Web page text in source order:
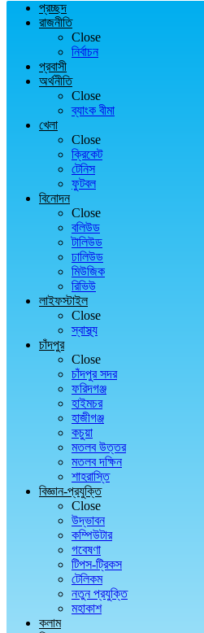
প্রচ্ছদ
রাজনীতি
Close
নির্বাচন
প্রবাসী
অর্থনীতি
Close
ব্যাংক বীমা
খেলা
Close
ক্রিকেট
টেনিস
ফুটবল
বিনোদন
Close
বলিউড
টালিউড
ঢালিউড
মিউজিক
রিভিউ
লাইফস্টাইল
Close
স্বাস্থ্য
চাঁদপুর
Close
চাঁদপুর সদর
ফরিদগঞ্জ
হাইমচর
হাজীগঞ্জ
কচুয়া
মতলব উত্তর
মতলব দক্ষিন
শাহরাস্তি
বিজ্ঞান-প্রযুক্তি
Close
উদ্ভাবন
কম্পিউটার
গবেষণা
টিপস-ট্রিকস
টেলিকম
নতুন প্রযুক্তি
মহাকাশ
কলাম